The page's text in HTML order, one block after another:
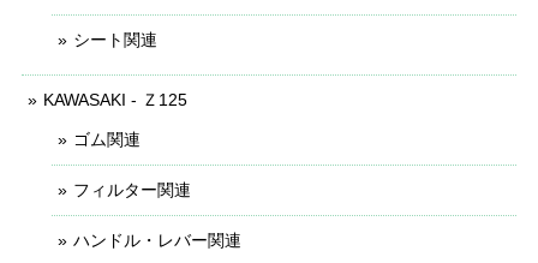
シート関連
KAWASAKI - Ｚ125
ゴム関連
フィルター関連
ハンドル・レバー関連